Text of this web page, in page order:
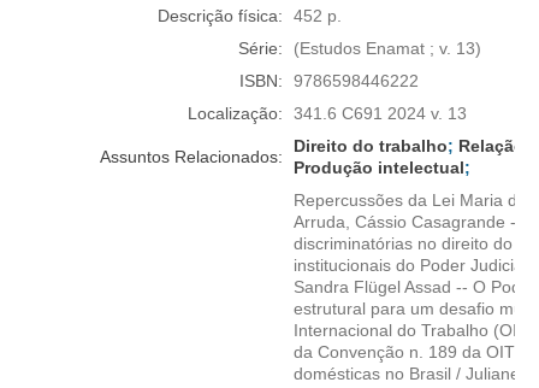
Descrição física:
452 p.
Série:
(Estudos Enamat ; v. 13)
ISBN:
9786598446222
Localização:
341.6 C691 2024 v. 13
Assuntos Relacionados:
Direito do trabalho; Relação
Produção intelectual;
Repercussões da Lei Maria da
Arruda, Cássio Casagrande --
discriminatórias no direito do
institucionais do Poder
Sandra Flügel Assad -- O
estrutural para um desafio
Internacional do Trabalho
da Convenção n. 189 da OIT
domésticas no Brasil / Juliane